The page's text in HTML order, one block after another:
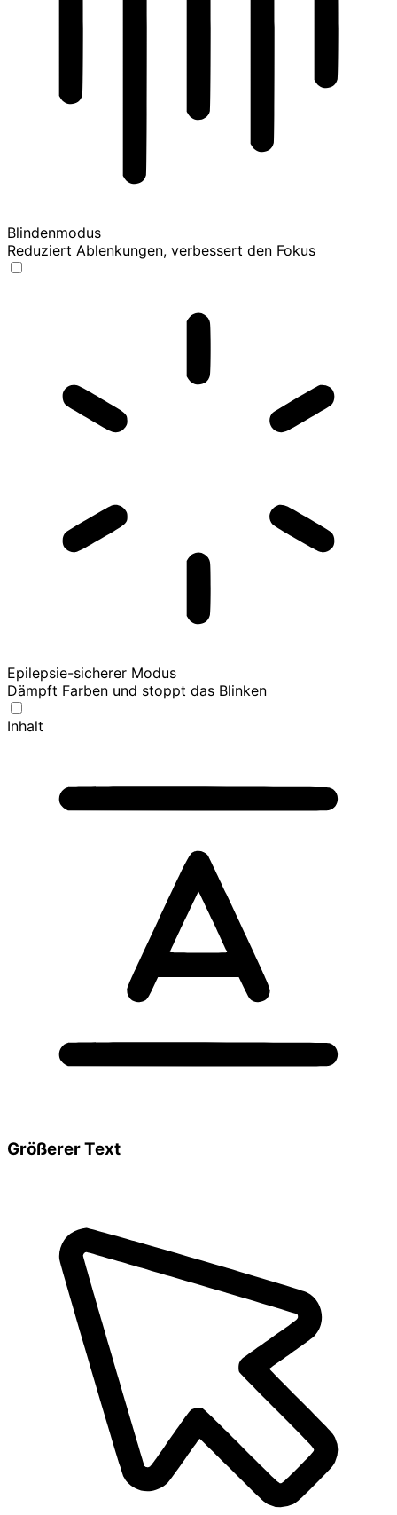
Blindenmodus
Reduziert Ablenkungen, verbessert den Fokus
Epilepsie-sicherer Modus
Dämpft Farben und stoppt das Blinken
Inhalt
Größerer Text